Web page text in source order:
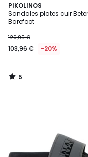
PIKOLINOS
Sandales plates cuir
Barefoot
129,95 €
103,96 € -20%
5
/
5
5
/